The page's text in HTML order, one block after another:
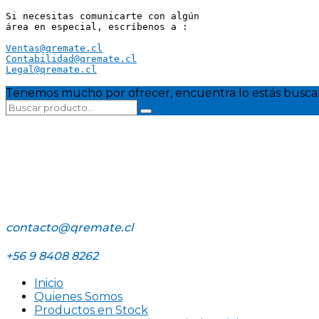
Si necesitas comunicarte con algún
área en especial, escríbenos a :
Ventas@qremate.cl
Contabilidad@qremate.cl
Legal@qremate.cl
Tenemos mucho por ofrecer, encuentra lo estás
contacto@qremate.cl
+56 9 8408 8262
Inicio
Quienes Somos
Productos en Stock